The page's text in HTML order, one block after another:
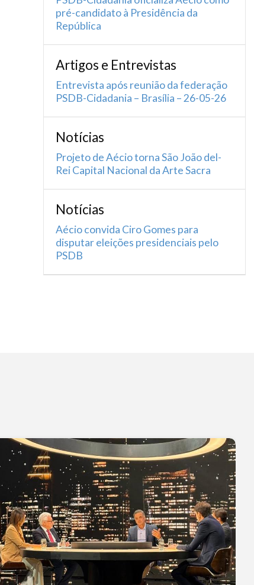
pré-candidato à Presidência da
República
Artigos e Entrevistas
Entrevista após reunião da federação
PSDB-Cidadania – Brasília – 26-05-26
Notícias
Projeto de Aécio torna São João del-
Rei Capital Nacional da Arte Sacra
Notícias
Aécio convida Ciro Gomes para
disputar eleições presidenciais pelo
PSDB